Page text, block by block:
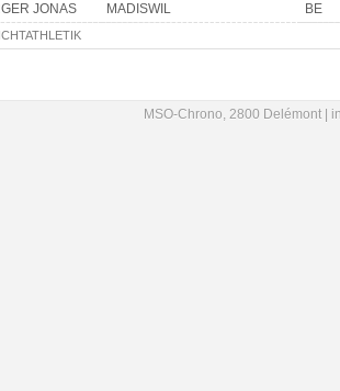
JONAS MADISWIL BE
MSO-Chrono, 2800 Delémont |